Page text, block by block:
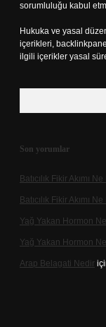
sorumluluğu kabul
Hukuka ve yasal
içerikleri,
ilgili içerikler yasal
Son yorumlar
Batıcılık Fikir Akımı
Batıcılık Fikir Akımı
Yağ Yakan Hormon
Yağ Yakan Hormon
Arap Belagati Nedir